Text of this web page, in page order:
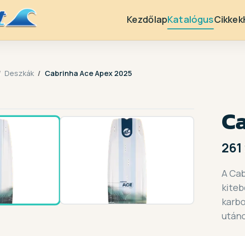
KezdőlapKatalógusCikkek
Deszkák Cabrinha Ace Apex 2025
A